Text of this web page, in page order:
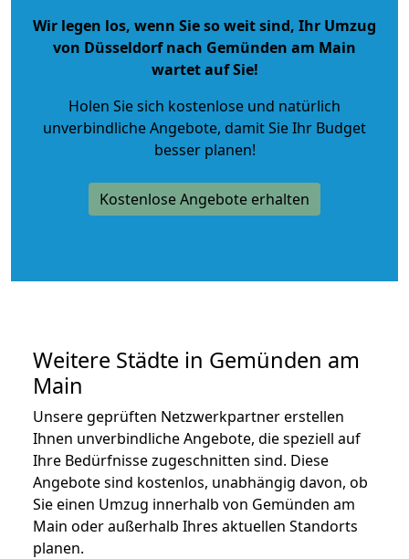
Wir legen los, wenn Sie so weit sind, Ihr Umzug
von Düsseldorf nach Gemünden am Main
wartet auf Sie!
Holen Sie sich kostenlose und natürlich
unverbindliche Angebote, damit Sie Ihr Budget
besser planen!
Kostenlose Angebote erhalten
Weitere Städte in Gemünden am
Main
Unsere geprüften Netzwerkpartner erstellen
Ihnen unverbindliche Angebote, die speziell auf
Ihre Bedürfnisse zugeschnitten sind. Diese
Angebote sind kostenlos, unabhängig davon, ob
Sie einen Umzug innerhalb von Gemünden am
Main oder außerhalb Ihres aktuellen Standorts
planen.